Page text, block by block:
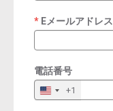
Eメールアドレス
required
電話番号
+1